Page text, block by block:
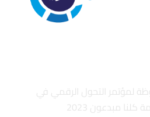
لمؤتمر التحول الرقمي في
مبدعون 2023